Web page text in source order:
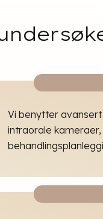
Vi benytter
intraorale